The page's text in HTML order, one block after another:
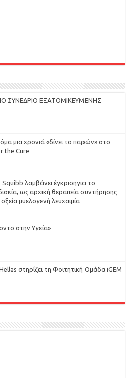
ΣΥΝΕΔΡΙΟ ΕΞΑΤΟΜΙΚΕΥΜΕΝΗΣ
μια χρονιά «δίνει το παρών» στο
the Cure
λαμβάνει έγκρισηγια το
ως αρχική θεραπεία συντήρησης
οξεία μυελογενή λευχαιμία
στην Υγεία»
στηρίζει τη Φοιτητική Ομάδα iGEM